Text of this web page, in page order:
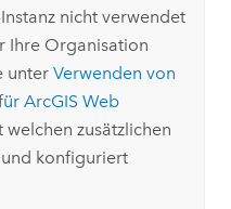
nicht verwendet
Ihre Organisation
unter Verwenden von
ArcGIS Web
welchen zusätzlichen
konfiguriert